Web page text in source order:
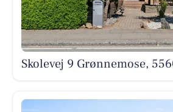
Skolevej 9 Grønnemose,